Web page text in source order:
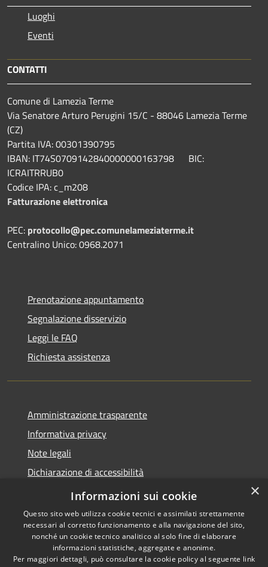
Luoghi
Eventi
CONTATTI
Comune di Lamezia Terme
Via Senatore Arturo Perugini 15/C - 88046 Lamezia Terme
(CZ)
Partita IVA: 00301390795
IBAN: IT74S0709142840000000163798 BIC:
ICRAITRRUB0
Codice IPA: c_m208
Fatturazione elettronica
PEC: protocollo@pec.comunelameziaterme.it
Centralino Unico: 0968.2071
Prenotazione appuntamento
Segnalazione disservizio
Leggi le FAQ
Richiesta assistenza
Amministrazione trasparente
Informativa privacy
Note legali
Dichiarazione di accessibilità
Feedback accessibilità
Copyright © 2026 • Città di
×
Informazioni sui cookie
Questo sito web utilizza cookie tecnici e assimilati strettamente
necessari al corretto funzionamento e alla navigazione del sito,
nonché un cookie tecnico analitico al solo fine di elaborare
informazioni statistiche, aggregate e anonime.
Per maggiori dettagli, può consultare la cookie policy al seguente link